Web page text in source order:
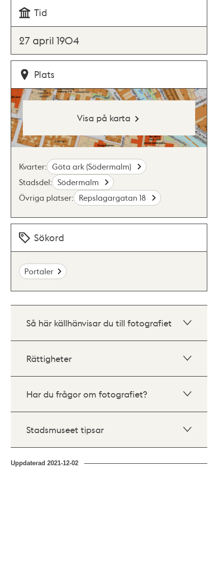
Tid
27 april 1904
Plats
Visa på karta
Kvarter: Göta ark (Södermalm)
Stadsdel: Södermalm
Övriga platser: Repslagargatan 18
Sökord
Portaler
Så här källhänvisar du till fotografiet
Rättigheter
Har du frågor om fotografiet?
Stadsmuseet tipsar
Uppdaterad2021-12-02